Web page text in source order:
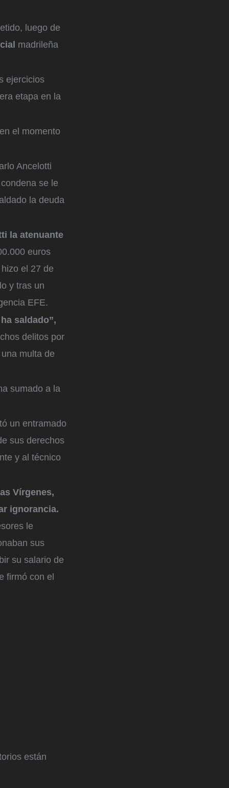
luego de
madrileña
ejercicios
etapa en la
el momento
Ancelotti
se le
la deuda
la atenuante
euros
el 27 de
y tras un
EFE.
saldado”,
delitos por
multa de
sumado a la
un entramado
sus derechos
y al técnico
Vírgenes,
ignorancia.
le
sus
su salario de
firmó con el
están